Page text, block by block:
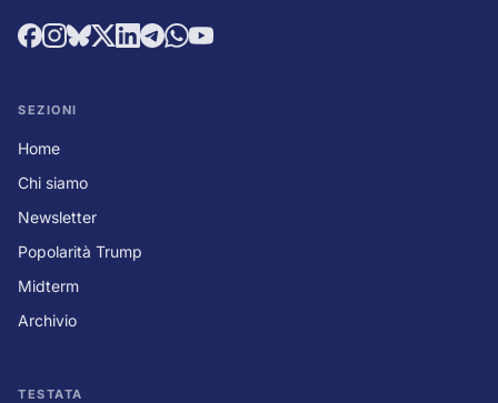
SEZIONI
Home
Chi siamo
Newsletter
Popolarità Trump
Midterm
Archivio
TESTATA